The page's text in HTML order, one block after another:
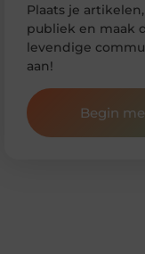
Plaats je
publiek en maak
levendige
aan!
Begin